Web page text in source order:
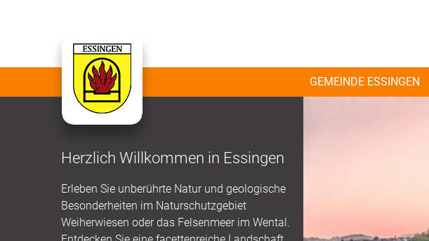
GEMEINDE ESSINGEN
Herzlich Willkommen in Essingen
Erleben Sie unberührte Natur und geologische
Besonderheiten im Naturschutzgebiet
Weiherwiesen oder das Felsenmeer im Wental.